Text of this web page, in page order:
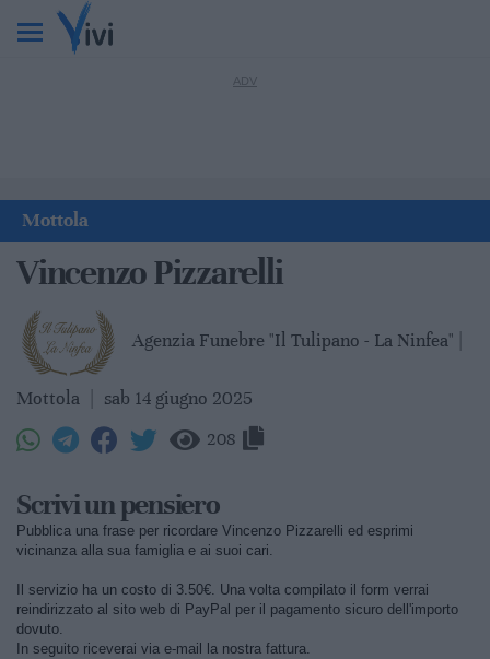
Mottola
Vincenzo Pizzarelli
Agenzia Funebre "Il Tulipano - La Ninfea" |
Mottola sab 14 giugno 2025
208
Scrivi un pensiero
Pubblica una frase per ricordare Vincenzo Pizzarelli ed esprimi
vicinanza alla sua famiglia e ai suoi cari.
Il servizio ha un costo di 3.50€. Una volta compilato il form verrai
reindirizzato al sito web di PayPal per il pagamento sicuro dell'importo
dovuto.
In seguito riceverai via e-mail la nostra fattura.